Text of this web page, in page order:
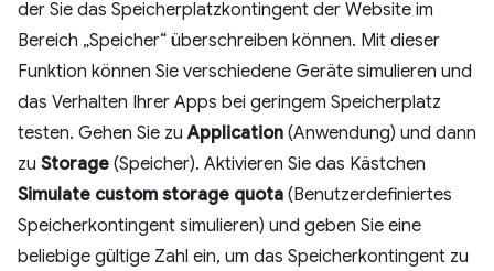
der Sie das Speicherplatzkontingent der Website im
Bereich „Speicher“ überschreiben können. Mit dieser
Funktion können Sie verschiedene Geräte simulieren und
das Verhalten Ihrer Apps bei geringem Speicherplatz
testen. Gehen Sie zuApplication (Anwendung) und dann
zu Storage (Speicher). Aktivieren Sie das Kästchen
Simulate custom storage quota (Benutzerdefiniertes
Speicherkontingent simulieren) und geben Sie eine
beliebige gültige Zahl ein, um das Speicherkontingent zu